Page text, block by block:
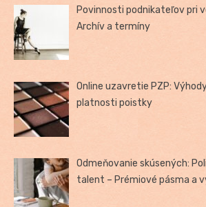
Povinnosti podnikateľov pri
Archív a termíny
Online uzavretie PZP:
platnosti poistky
Odmeňovanie skúsených:
talent – Prémiové pásma a